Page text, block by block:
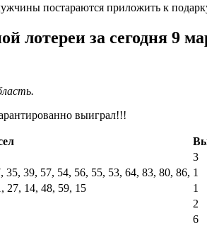
постараются приложить к
за сегодня 9
выиграл!!!
3
35, 39, 57, 54, 56, 55, 53, 64, 83, 80, 86, 1
27, 14, 48, 59, 15 1
2
6